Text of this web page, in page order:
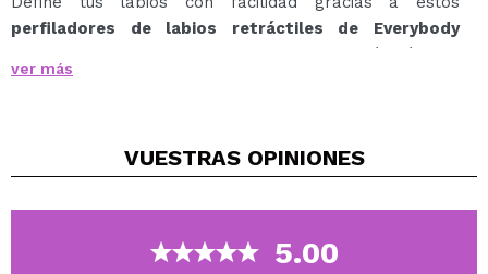
perfiladores de labios retráctiles de Everybody
, diseñados para ofrecer una aplicación cómoda
y precisa sin necesidad de sacapuntas.
con un acabado impecable que se mantiene durante
¿Por qué te encantarán?
Formato retráctil práctico y fácil de usar.
Textura cremosa que se aplica sin esfuerzo.
ver más
VUESTRAS OPINIONES
5.00